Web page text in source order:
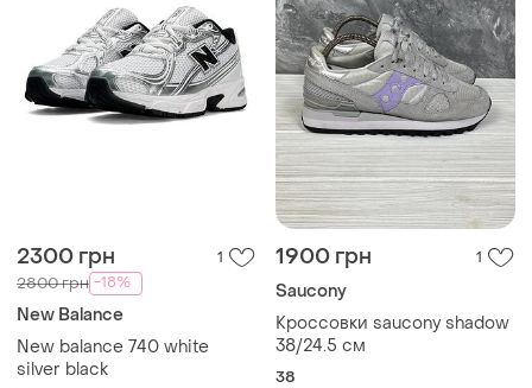
2300 грн 1
2800 грн -18%
New Balance
New balance 740 white
silver black
1900 грн 1
Saucony
Кроссовки saucony shadow
38/24.5 см
38